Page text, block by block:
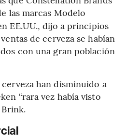
las marcas Modelo
EE.UU., dijo a principios
de cerveza se habían
con una gran población
han disminuido a
“rara vez había visto
Brink.